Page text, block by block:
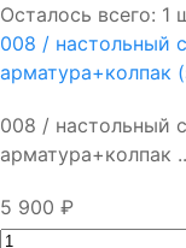
Осталось всего: 1
008 / настольный
арматура+колпак
008 / настольный
арматура+колпак
5 900 ₽